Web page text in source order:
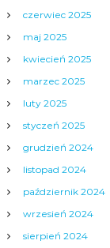
czerwiec 2025
maj 2025
kwiecień 2025
marzec 2025
luty 2025
styczeń 2025
grudzień 2024
listopad 2024
październik 2024
wrzesień 2024
sierpień 2024